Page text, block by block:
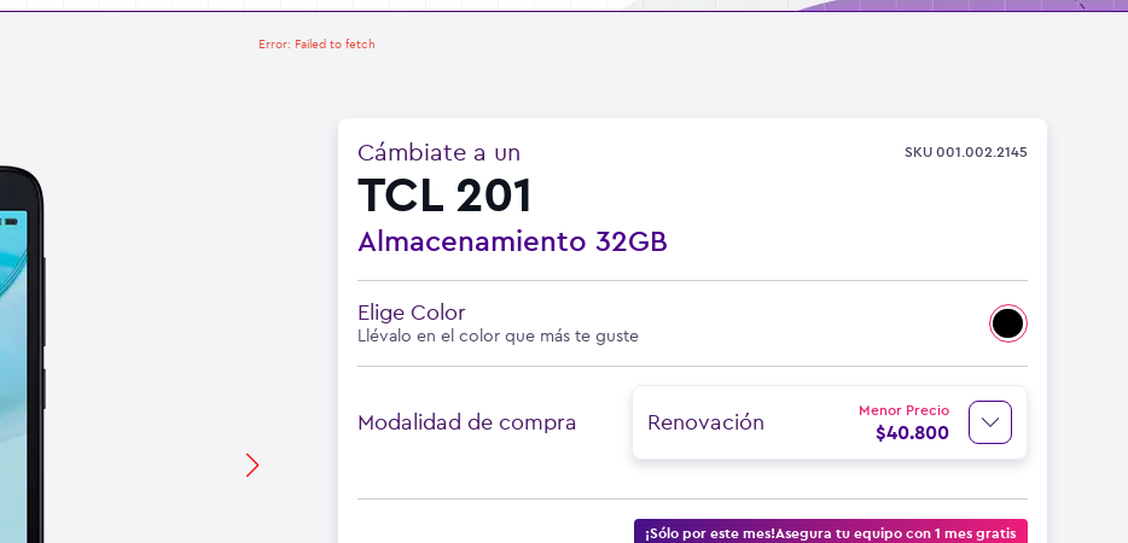
Error: Failed to fetch
Cámbiate a un SKU 001.002.2145
TCL 201
Almacenamiento 32GB
Elige Color
Llévalo en el color que más te guste
Modalidad de compra Renovación Menor Precio
$40.800
¡Sólo por este mes!Asegura tu equipo con 1 mes gratis